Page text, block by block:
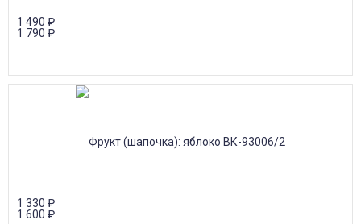
1 490 ₽
1 790 ₽
1 330 ₽
1 600 ₽